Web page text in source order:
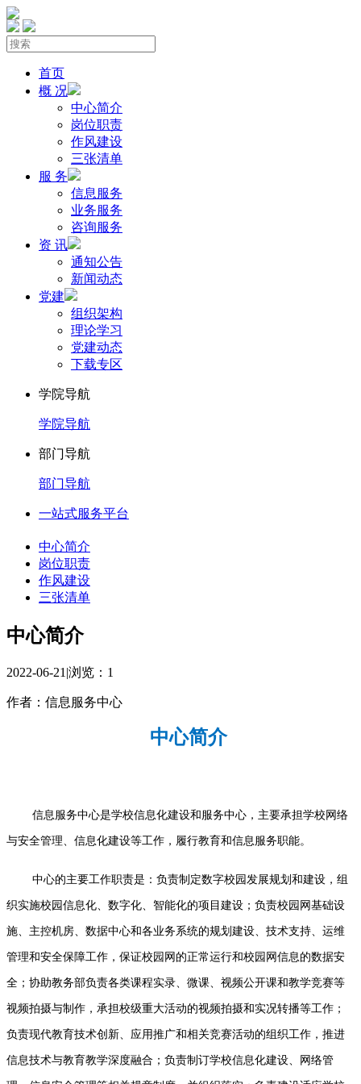
首页
概 况
中心简介
岗位职责
作风建设
三张清单
服 务
信息服务
业务服务
咨询服务
资 讯
通知公告
新闻动态
党建
组织架构
理论学习
党建动态
下载专区
学院导航
学院导航
部门导航
部门导航
一站式服务平台
中心简介
岗位职责
作风建设
三张清单
中心简介
2022-06-21 |浏览： 1
作者：信息服务中心
中心简介
信息服务中心是学校信息化建设和服务中心，主要承担学校网络
与安全管理、信息化建设等工作，履行教育和信息服务职能。
中心的主要工作职责是：负责制定数字校园发展规划和建设，组
织实施校园信息化、数字化、智能化的项目建设；负责校园网基础设
施、主控机房、数据中心和各业务系统的规划建设、技术支持、运维
管理和安全保障工作，保证校园网的正常运行和校园网信息的数据安
全；协助教务部负责各类课程实录、微课、视频公开课和教学竞赛等
视频拍摄与制作，承担校级重大活动的视频拍摄和实况转播等工作；
负责现代教育技术创新、应用推广和相关竞赛活动的组织工作，推进
信息技术与教育教学深度融合；负责制订学校信息化建设、网络管